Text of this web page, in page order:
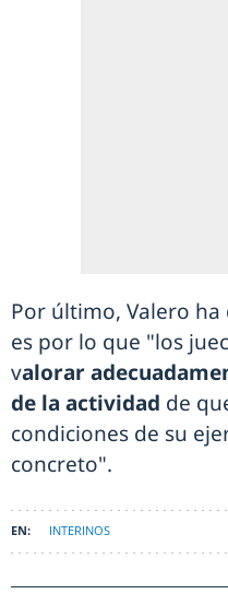
Por último, Valero
es por lo que "los
valorar
de la actividad de
condiciones de su
concreto".
INTERINOS